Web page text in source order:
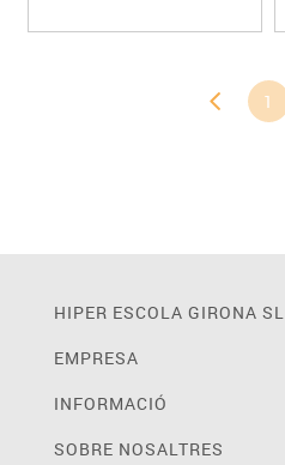
1
HIPER ESCOLA GIRONA SL
EMPRESA
INFORMACIÓ
SOBRE NOSALTRES